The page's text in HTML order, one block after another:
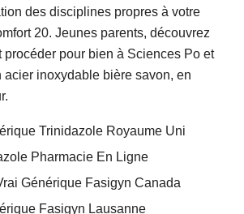
des disciplines propres à votre
20. Jeunes parents, découvrez
procéder pour bien à Sciences Po et
acier inoxydable bière savon, en
Trinidazole Royaume Uni
Pharmacie En Ligne
Générique Fasigyn Canada
Fasigyn Lausanne